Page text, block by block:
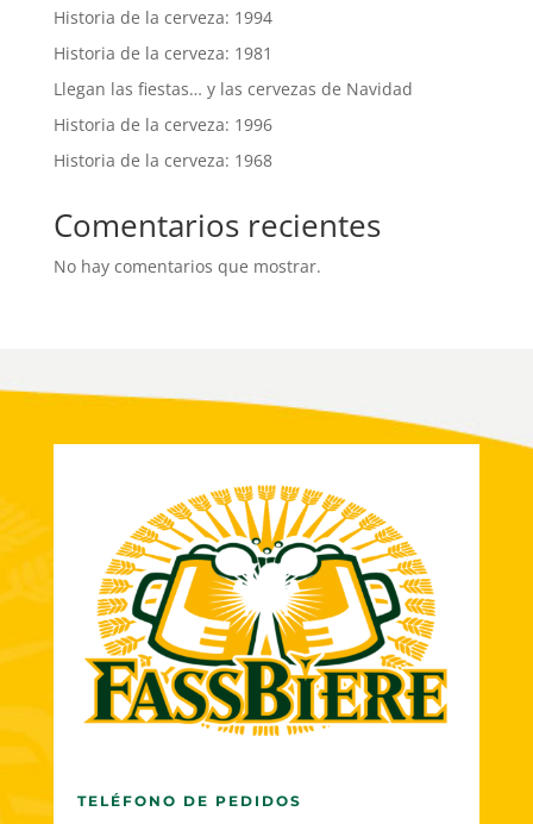
Historia de la cerveza: 1994
Historia de la cerveza: 1981
Llegan las fiestas… y las cervezas de Navidad
Historia de la cerveza: 1996
Historia de la cerveza: 1968
Comentarios recientes
No hay comentarios que mostrar.
TELÉFONO DE PEDIDOS